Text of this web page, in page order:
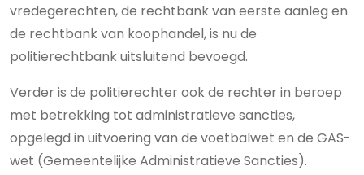
vredegerechten, de rechtbank van eerste aanleg en
de rechtbank van koophandel, is nu de
politierechtbank uitsluitend bevoegd.
Verder is de politierechter ook de rechter in beroep
met betrekking tot administratieve sancties,
opgelegd in uitvoering van de voetbalwet en de GAS-
wet (Gemeentelijke Administratieve Sancties).